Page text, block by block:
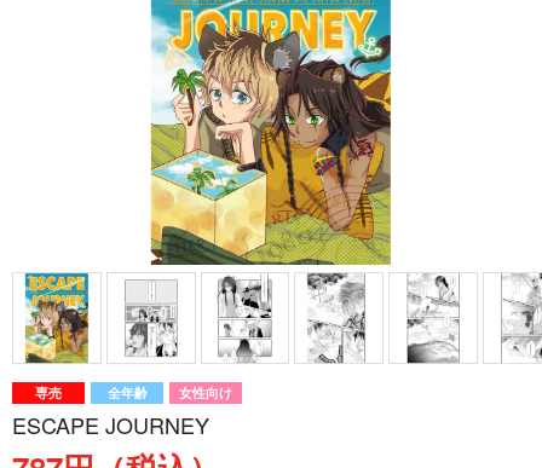
専売 全年齢 女性向け
ESCAPE JOURNEY